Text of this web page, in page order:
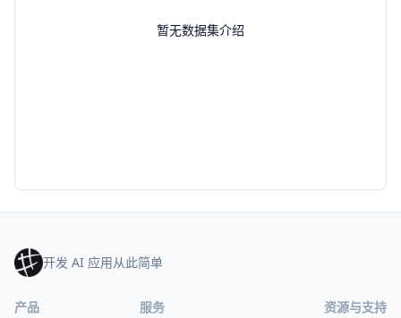
暂无数据集介绍
开发 AI 应用从此简单
产品 服务 资源与支持